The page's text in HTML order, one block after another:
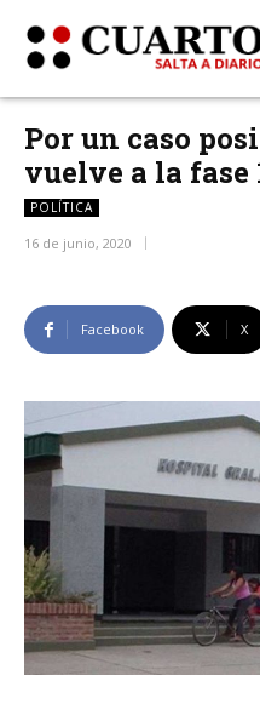
Por un caso
vuelve a la fase
POLÍTICA
16 de junio, 2020
Facebook X